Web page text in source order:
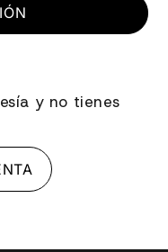
y no tienes